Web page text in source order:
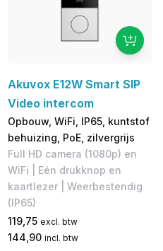
Akuvox E12W Smart SIP
Video intercom
Opbouw, WiFi, IP65, kuntstof
behuizing, PoE, zilvergrijs
Full HD camera (1080p) en
WiFi | Eén drukknop en
kaartlezer | Weerbestendig
(IP65)
119,75 excl. btw
144,90 incl. btw